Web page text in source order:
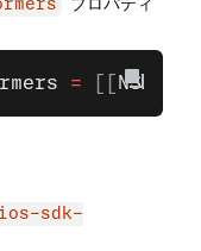
= NSArray
sdk-